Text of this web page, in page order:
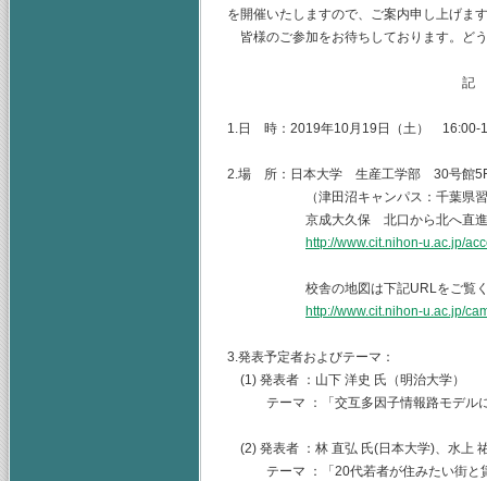
を開催いたしますので、ご案内申し上げま
皆様のご参加をお待ちしております。ど
記
1.日 時：2019年10月19日（土） 16:00-
2.場 所：日本大学 生産工学部 30号館
（津田沼キャンパス：千葉県習志
京成大久保 北口から北へ直進
http://www.cit.nihon-u.ac.jp/
校舎の地図は下記URLをご覧くだ
http://www.cit.nihon-u.ac.jp/
3.発表予定者およびテーマ：
(1) 発表者 ：山下 洋史 氏（明治大学）
テーマ ：「交互多因子情報路モデル
(2) 発表者 ：林 直弘 氏(日本大学)、水上
テーマ ：「20代若者が住みたい街と